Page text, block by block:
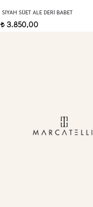
SIYAH SÜET ALE DERI BABET
t3.850,00